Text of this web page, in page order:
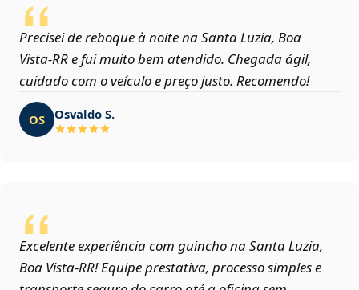
Precisei de reboque à noite na Santa Luzia, Boa
Vista‑RR e fui muito bem atendido. Chegada ágil,
cuidado com o veículo e preço justo. Recomendo!
OS Osvaldo S.
Excelente experiência com guincho na Santa Luzia,
Boa Vista‑RR! Equipe prestativa, processo simples e